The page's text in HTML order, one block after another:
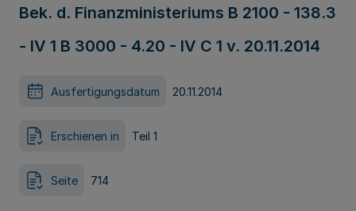
Bek. d. Finanzministeriums B 2100 - 138.3
- IV 1 B 3000 - 4.20 - IV C 1 v. 20.11.2014
Ausfertigungsdatum 20.11.2014
Erschienen in Teil 1
Seite 714